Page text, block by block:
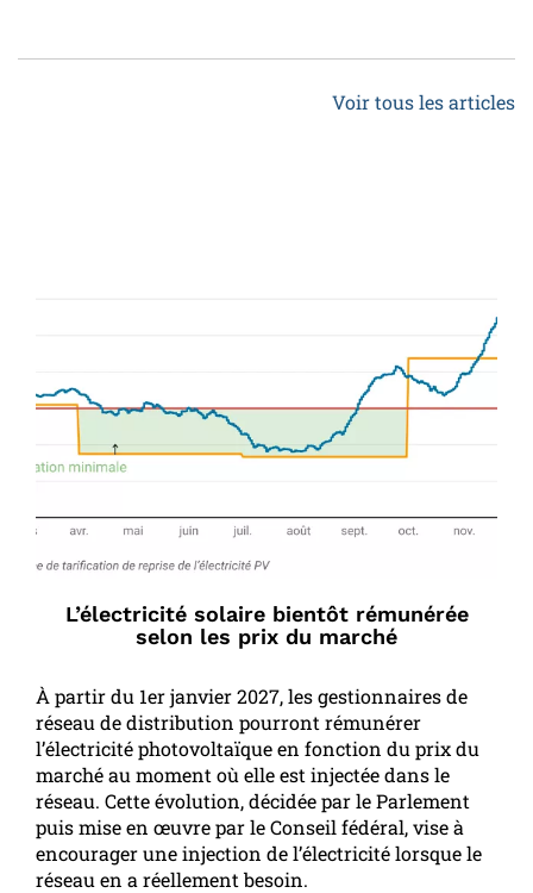
Voir tous les articles
L’électricité solaire bientôt rémunérée
selon les prix du marché
À partir du 1er janvier 2027, les gestionnaires de
réseau de distribution pourront rémunérer
l’électricité photovoltaïque en fonction du prix du
marché au moment où elle est injectée dans le
réseau. Cette évolution, décidée par le Parlement
puis mise en œuvre par le Conseil fédéral, vise à
encourager une injection de l’électricité lorsque le
réseau en a réellement besoin.